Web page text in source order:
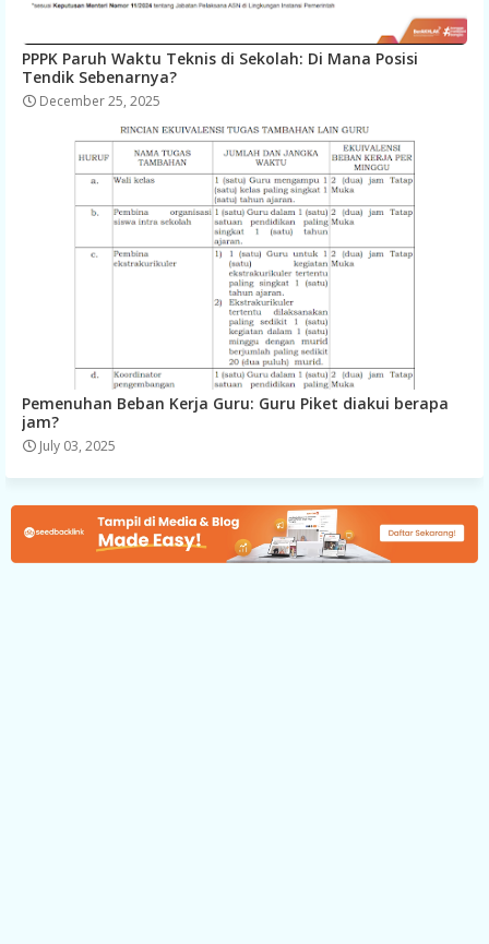
PPPK Paruh Waktu Teknis di Sekolah: Di Mana Posisi
Tendik Sebenarnya?
December 25, 2025
Pemenuhan Beban Kerja Guru: Guru Piket diakui berapa
jam?
July 03, 2025